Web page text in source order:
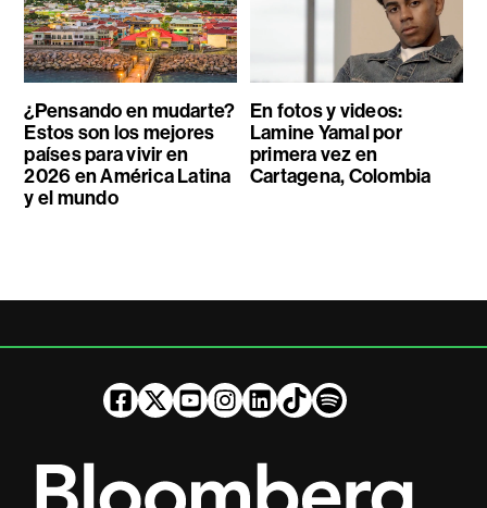
¿Pensando en mudarte?
Estos son los mejores
países para vivir en
2026 en América Latina
y el mundo
En fotos y videos:
Lamine Yamal por
primera vez en
Cartagena, Colombia